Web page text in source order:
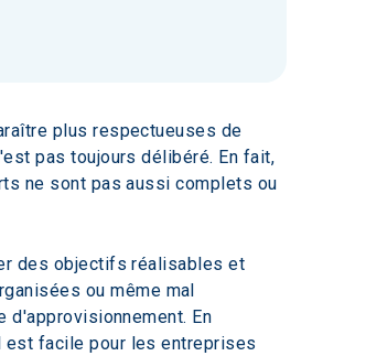
plus respectueuses de
pas toujours délibéré. En fait,
ne sont pas aussi complets ou
des objectifs réalisables et
ou même mal
d'approvisionnement. En
est facile pour les entreprises